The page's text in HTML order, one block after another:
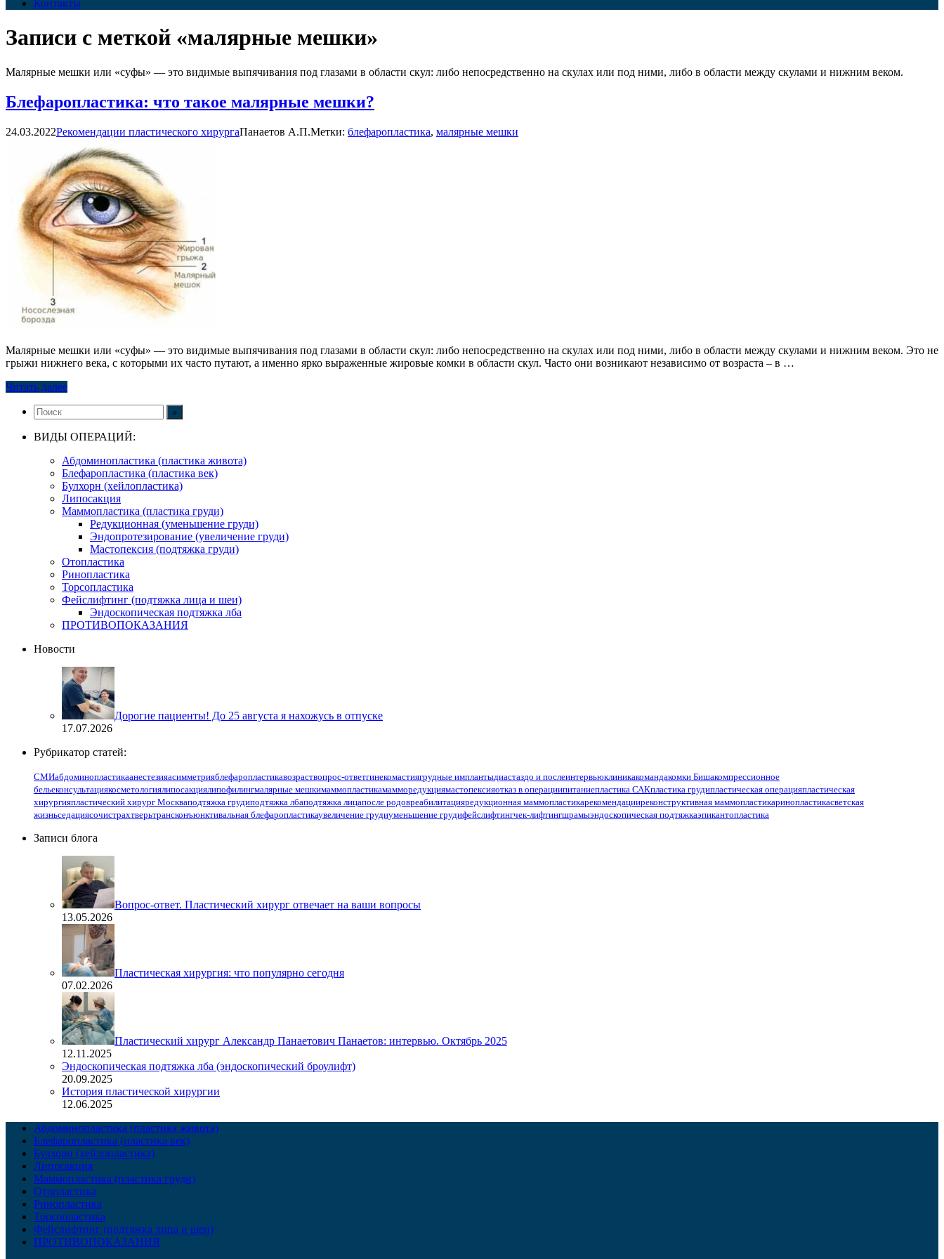
Контакты
Записи с меткой «малярные мешки»
Малярные мешки или «суфы» — это видимые выпячивания под глазами в области скул: либо непосредственно на скулах или под ними, либо в области между скулами и нижним веком.
Блефаропластика: что такое малярные мешки?
24.03.2022Рекомендации пластического хирургаПанаетов А.П.Метки: блефаропластика, малярные мешки
Малярные мешки или «суфы» — это видимые выпячивания под глазами в области скул: либо непосредственно на скулах или под ними, либо в области между скулами и нижним веком. Это не
грыжи нижнего века, с которыми их часто путают, а именно ярко выраженные жировые комки в области скул. Часто они возникают независимо от возраста – в …
Читать далее
ВИДЫ ОПЕРАЦИЙ:
Абдоминопластика (пластика живота)
Блефаропластика (пластика век)
Булхорн (хейлопластика)
Липосакция
Маммопластика (пластика груди)
Редукционная (уменьшение груди)
Эндопротезирование (увеличение груди)
Мастопексия (подтяжка груди)
Отопластика
Ринопластика
Торсопластика
Фейслифтинг (подтяжка лица и шеи)
Эндоскопическая подтяжка лба
ПРОТИВОПОКАЗАНИЯ
Новости
Дорогие пациенты! До 25 августа я нахожусь в отпуске
17.07.2026
Рубрикатор статей:
СМИабдоминопластикаанестезияасимметрияблефаропластикавозраствопрос-ответгинекомастиягрудные имплантыдиастаздо и послеинтервьюклиникакомандакомки Бишакомпрессионное
бельеконсультациякосметологиялипосакциялипофилингмалярные мешкимаммопластикамамморедукциямастопексияотказ в операциипитаниепластика САКпластика грудипластическая операцияпластическая
хирургияпластический хирург Москваподтяжка грудиподтяжка лбаподтяжка лицапосле родовреабилитацияредукционная маммопластикарекомендацииреконструктивная маммопластикаринопластикасветская
жизньседациясочистрахтверьтрансконъюнктивальная блефаропластикаувеличение грудиуменьшение грудифейслифтингчек-лифтингшрамыэндоскопическая подтяжкаэпикантопластика
Записи блога
Вопрос-ответ. Пластический хирург отвечает на ваши вопросы
13.05.2026
Пластическая хирургия: что популярно сегодня
07.02.2026
Пластический хирург Александр Панаетович Панаетов: интервью. Октябрь 2025
12.11.2025
Эндоскопическая подтяжка лба (эндоскопический броулифт)
20.09.2025
История пластической хирургии
12.06.2025
Абдоминопластика (пластика живота)
Блефаропластика (пластика век)
Булхорн (хейлопластика)
Липосакция
Маммопластика (пластика груди)
Отопластика
Ринопластика
Торсопластика
Фейслифтинг (подтяжка лица и шеи)
ПРОТИВОПОКАЗАНИЯ